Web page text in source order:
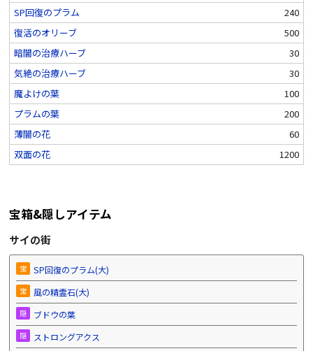
SP回復のプラム
240
復活のオリーブ
500
暗闇の治療ハーブ
30
気絶の治療ハーブ
30
魔よけの葉
100
プラムの葉
200
薄闇の花
60
双面の花
1200
宝箱&隠しアイテム
サイの街
宝 SP回復のプラム(大)
宝 風の精霊石(大)
隠 ブドウの葉
隠 ストロングアクス